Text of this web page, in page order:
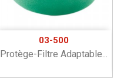
03-500
Protège-Filtre Adaptable...